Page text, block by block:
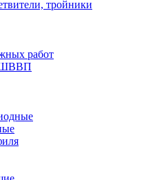
тройники
работ